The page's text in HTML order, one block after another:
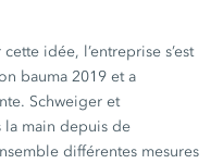
idée, l’entreprise s’est
bauma 2019 et a
Schweiger et
la main depuis de
différentes mesures